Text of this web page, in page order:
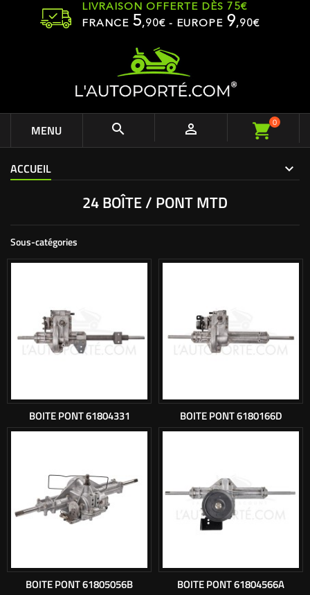
LIVRAISON OFFERTE DÈS 75€
FRANCE 5,90€ - EUROPE 9,90€
MENU   0
ACCUEIL
24 BOÎTE / PONT MTD
Sous-catégories
BOITE PONT 61804331 BOITE PONT 6180166D
BOITE PONT 61805056B BOITE PONT 61804566A